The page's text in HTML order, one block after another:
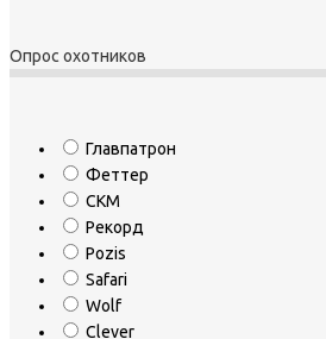
Опрос охотников
Главпатрон
Феттер
СКМ
Рекорд
Pozis
Safari
Wolf
Clever